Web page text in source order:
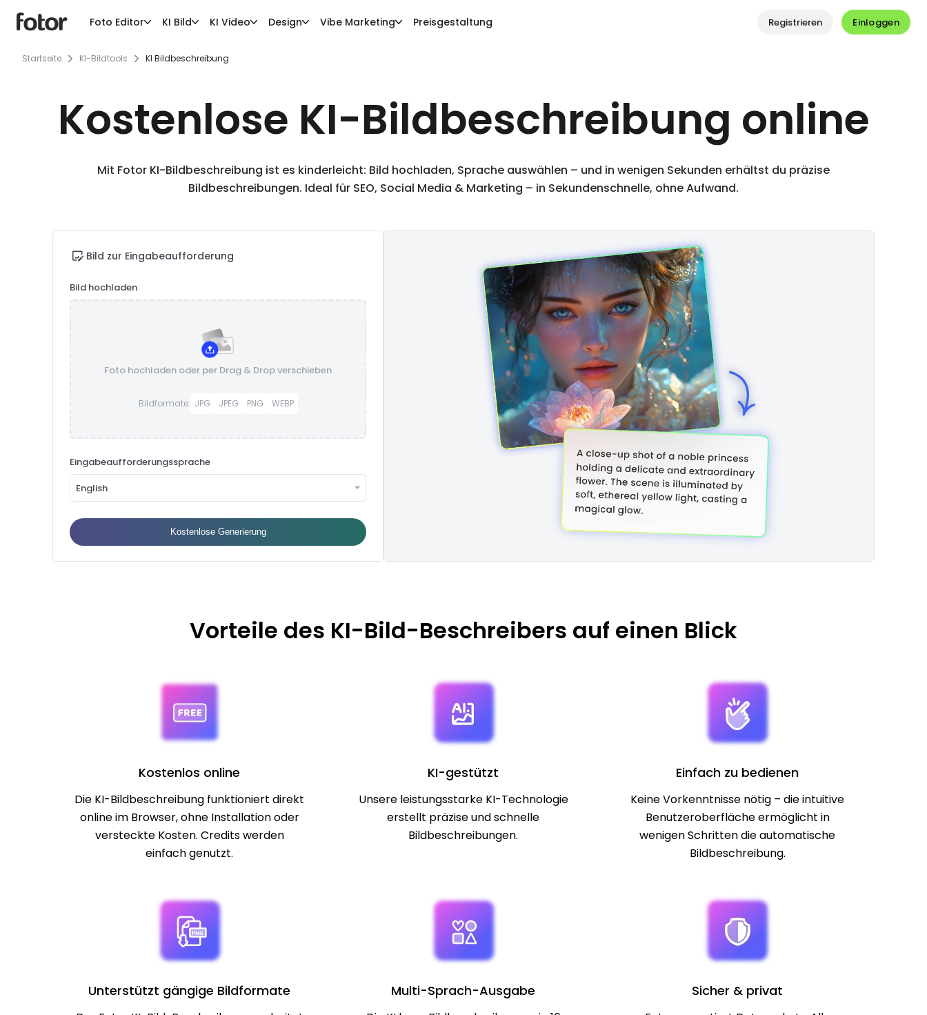
Foto Editor KI Bild KI Video Design Vibe Marketing Preisgestaltung Registrieren Einloggen
Startseite KI-Bildtools KI Bildbeschreibung
Kostenlose KI-Bildbeschreibung online
Mit Fotor KI-Bildbeschreibung ist es kinderleicht: Bild hochladen, Sprache auswählen – und in wenigen Sekunden erhältst du präzise
Bildbeschreibungen. Ideal für SEO, Social Media & Marketing – in Sekundenschnelle, ohne Aufwand.
Bild zur Eingabeaufforderung
Bild hochladen
Foto hochladen oder per Drag & Drop verschieben
Bildformate: JPG JPEG PNG WEBP
Eingabeaufforderungssprache
English
Kostenlose Generierung
Vorteile des KI-Bild-Beschreibers auf einen Blick
Kostenlos online
Die KI-Bildbeschreibung funktioniert direkt
online im Browser, ohne Installation oder
versteckte Kosten. Credits werden
einfach genutzt.
KI-gestützt
Unsere leistungsstarke KI-Technologie
erstellt präzise und schnelle
Bildbeschreibungen.
Einfach zu bedienen
Keine Vorkenntnisse nötig – die intuitive
Benutzeroberfläche ermöglicht in
wenigen Schritten die automatische
Bildbeschreibung.
Unterstützt gängige Bildformate Multi-Sprach-Ausgabe Sicher & privat